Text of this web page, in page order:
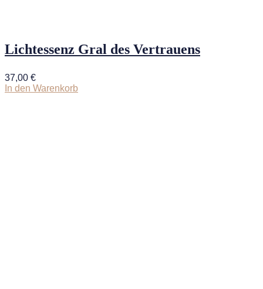
Lichtessenz Gral des Vertrauens
37,00 €
In den Warenkorb